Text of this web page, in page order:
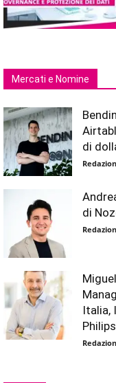
Mercati e Nomine
di
di
Italia,
Philips